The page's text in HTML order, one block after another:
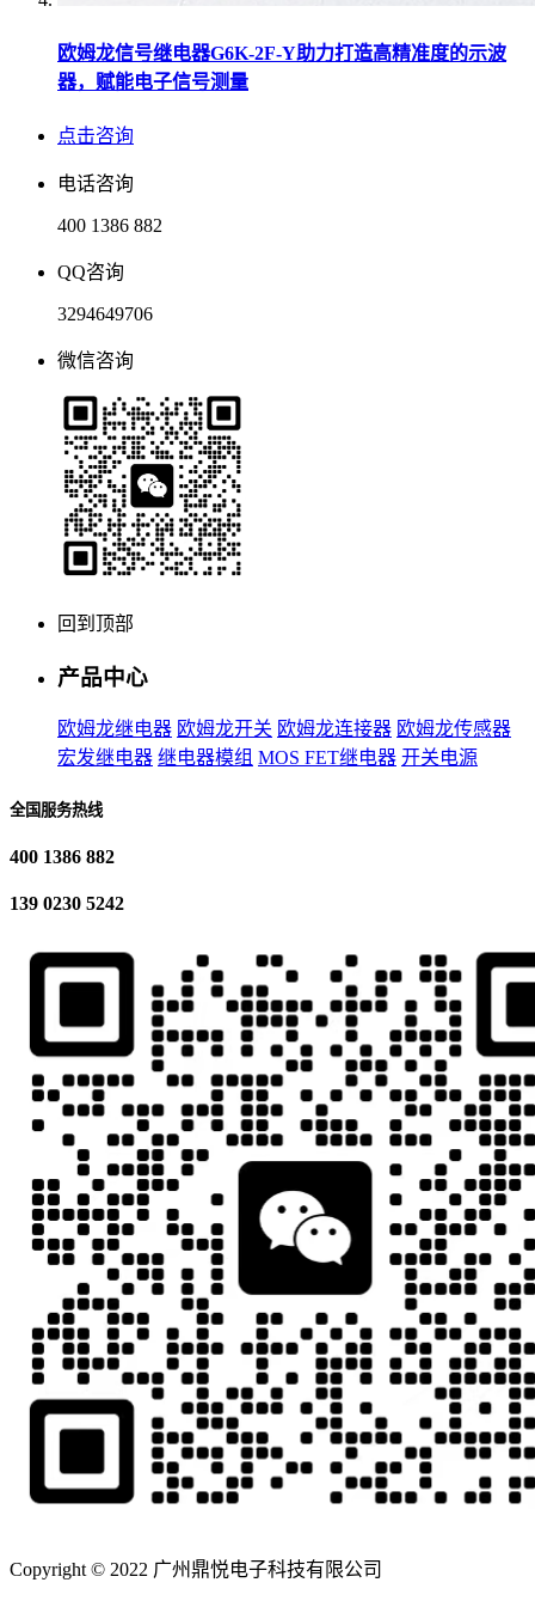
欧姆龙信号继电器G6K-2F-Y助力打造高精准度的示波
器，赋能电子信号测量
点击咨询
电话咨询
400 1386 882
QQ咨询
3294649706
微信咨询
回到顶部
产品中心
欧姆龙继电器 欧姆龙开关 欧姆龙连接器 欧姆龙传感器
宏发继电器 继电器模组 MOS FET继电器 开关电源
全国服务热线
400 1386 882
139 0230 5242
Copyright © 2022 广州鼎悦电子科技有限公司